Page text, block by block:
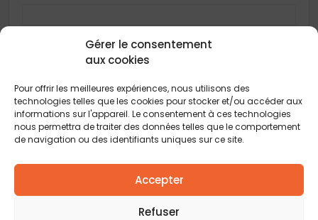
Gérer le consentement
aux cookies
Pour offrir les meilleures expériences, nous utilisons des
technologies telles que les cookies pour stocker et/ou accéder aux
informations sur l'appareil. Le consentement à ces technologies
nous permettra de traiter des données telles que le comportement
de navigation ou des identifiants uniques sur ce site.
Accepter
Refuser
Code postal*
Ville*
Vous acceptez de recevoir des offres concernant des biens